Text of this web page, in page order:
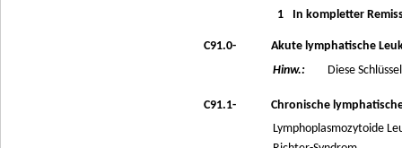
1
In kompletter
C91.0-
Akute lymphatische
Hinw.:
Diese
C91.1-
Chronische
Lymphoplasmozytoide